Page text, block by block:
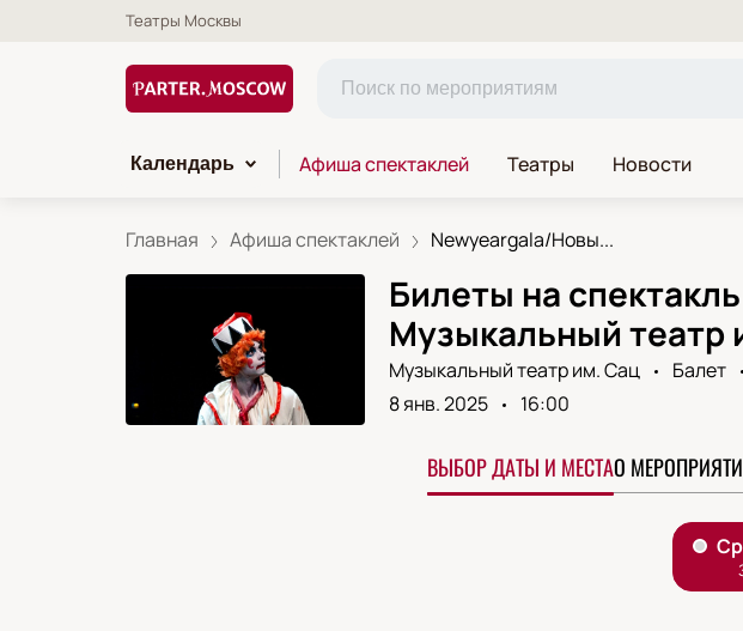
Театры Москвы
Календарь Афиша спектаклей Театры Новости
Главная Афиша спектаклей Newyeargala/Новы...
Билеты на
Музыкальный театр
Музыкальный театр им. Сац Балет
8 янв. 2025
16:00
ВЫБОР ДАТЫ И МЕСТАО